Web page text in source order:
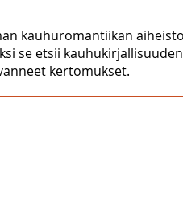
kauhuromantiikan
se etsii
kertomukset.